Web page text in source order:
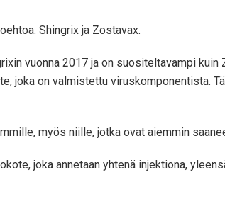
Shingrix ja Zostavax.
vuonna 2017 ja on suositeltavampi
joka on valmistettu viruskomponentista.
myös niille, jotka ovat aiemmin
joka annetaan yhtenä injektiona,